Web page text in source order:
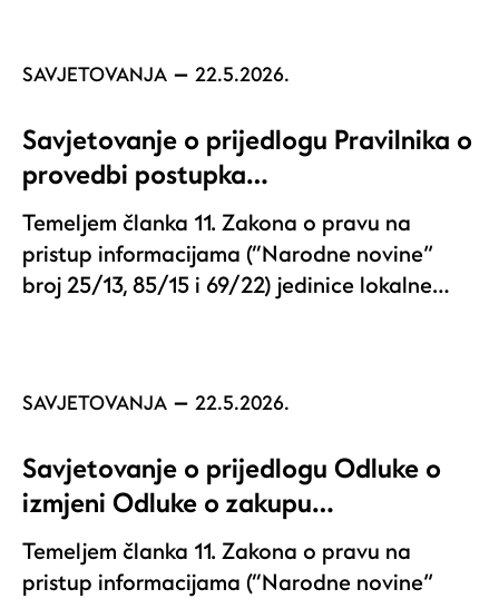
SAVJETOVANJA 22.5.2026.
Savjetovanje o prijedlogu Pravilnika o
provedbi postupka…
Temeljem članka 11. Zakona o pravu na
pristup informacijama (“Narodne novine”
broj 25/13, 85/15 i 69/22) jedinice lokalne…
SAVJETOVANJA 22.5.2026.
Savjetovanje o prijedlogu Odluke o
izmjeni Odluke o zakupu…
Temeljem članka 11. Zakona o pravu na
pristup informacijama (“Narodne novine”